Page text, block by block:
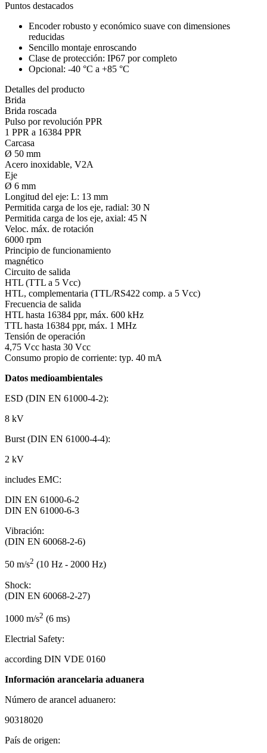
Puntos destacados
Encoder robusto y económico suave con dimensiones
reducidas
Sencillo montaje enroscando
Clase de protección: IP67 por completo
Opcional: -40 °C a +85 °C
Detalles del producto
Brida
Brida roscada
Pulso por revolución PPR
1 PPR a 16384 PPR
Carcasa
Ø 50 mm
Acero inoxidable, V2A
Eje
Ø 6 mm
Longitud del eje: L: 13 mm
Permitida carga de los eje, radial: 30 N
Permitida carga de los eje, axial: 45 N
Veloc. máx. de rotación
6000 rpm
Principio de funcionamiento
magnético
Circuito de salida
HTL (TTL a 5 Vcc)
HTL, complementaria (TTL/RS422 comp. a 5 Vcc)
Frecuencia de salida
HTL hasta 16384 ppr, máx. 600 kHz
TTL hasta 16384 ppr, máx. 1 MHz
Tensión de operación
4,75 Vcc hasta 30 Vcc
Consumo propio de corriente: typ. 40 mA
Datos medioambientales
ESD (DIN EN 61000-4-2):
8 kV
Burst (DIN EN 61000-4-4):
2 kV
includes EMC:
DIN EN 61000-6-2
DIN EN 61000-6-3
Vibración:
(DIN EN 60068-2-6)
50 m/s2 (10 Hz - 2000 Hz)
Shock:
(DIN EN 60068-2-27)
1000 m/s2 (6 ms)
Electrial Safety:
according DIN VDE 0160
Información arancelaria aduanera
Número de arancel aduanero:
90318020
País de origen: